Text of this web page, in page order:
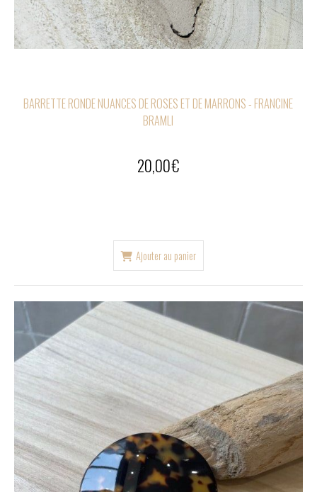
BARRETTE RONDE NUANCES DE ROSES ET DE MARRONS - FRANCINE
BRAMLI
20,00€
Ajouter au panier